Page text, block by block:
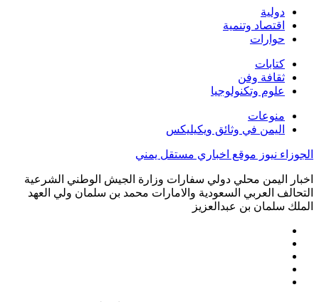
دولية
اقتصاد وتنمية
حوارات
كتابات
ثقافة وفن
علوم وتكنولوجيا
منوعات
اليمن في وثائق ويكيليكس
الجوزاء نيوز موقع اخباري مستقل يمني
اخبار اليمن محلي دولي سفارات وزارة الجيش الوطني الشرعية
التحالف العربي السعودية والامارات محمد بن سلمان ولي العهد
الملك سلمان بن عبدالعزيز